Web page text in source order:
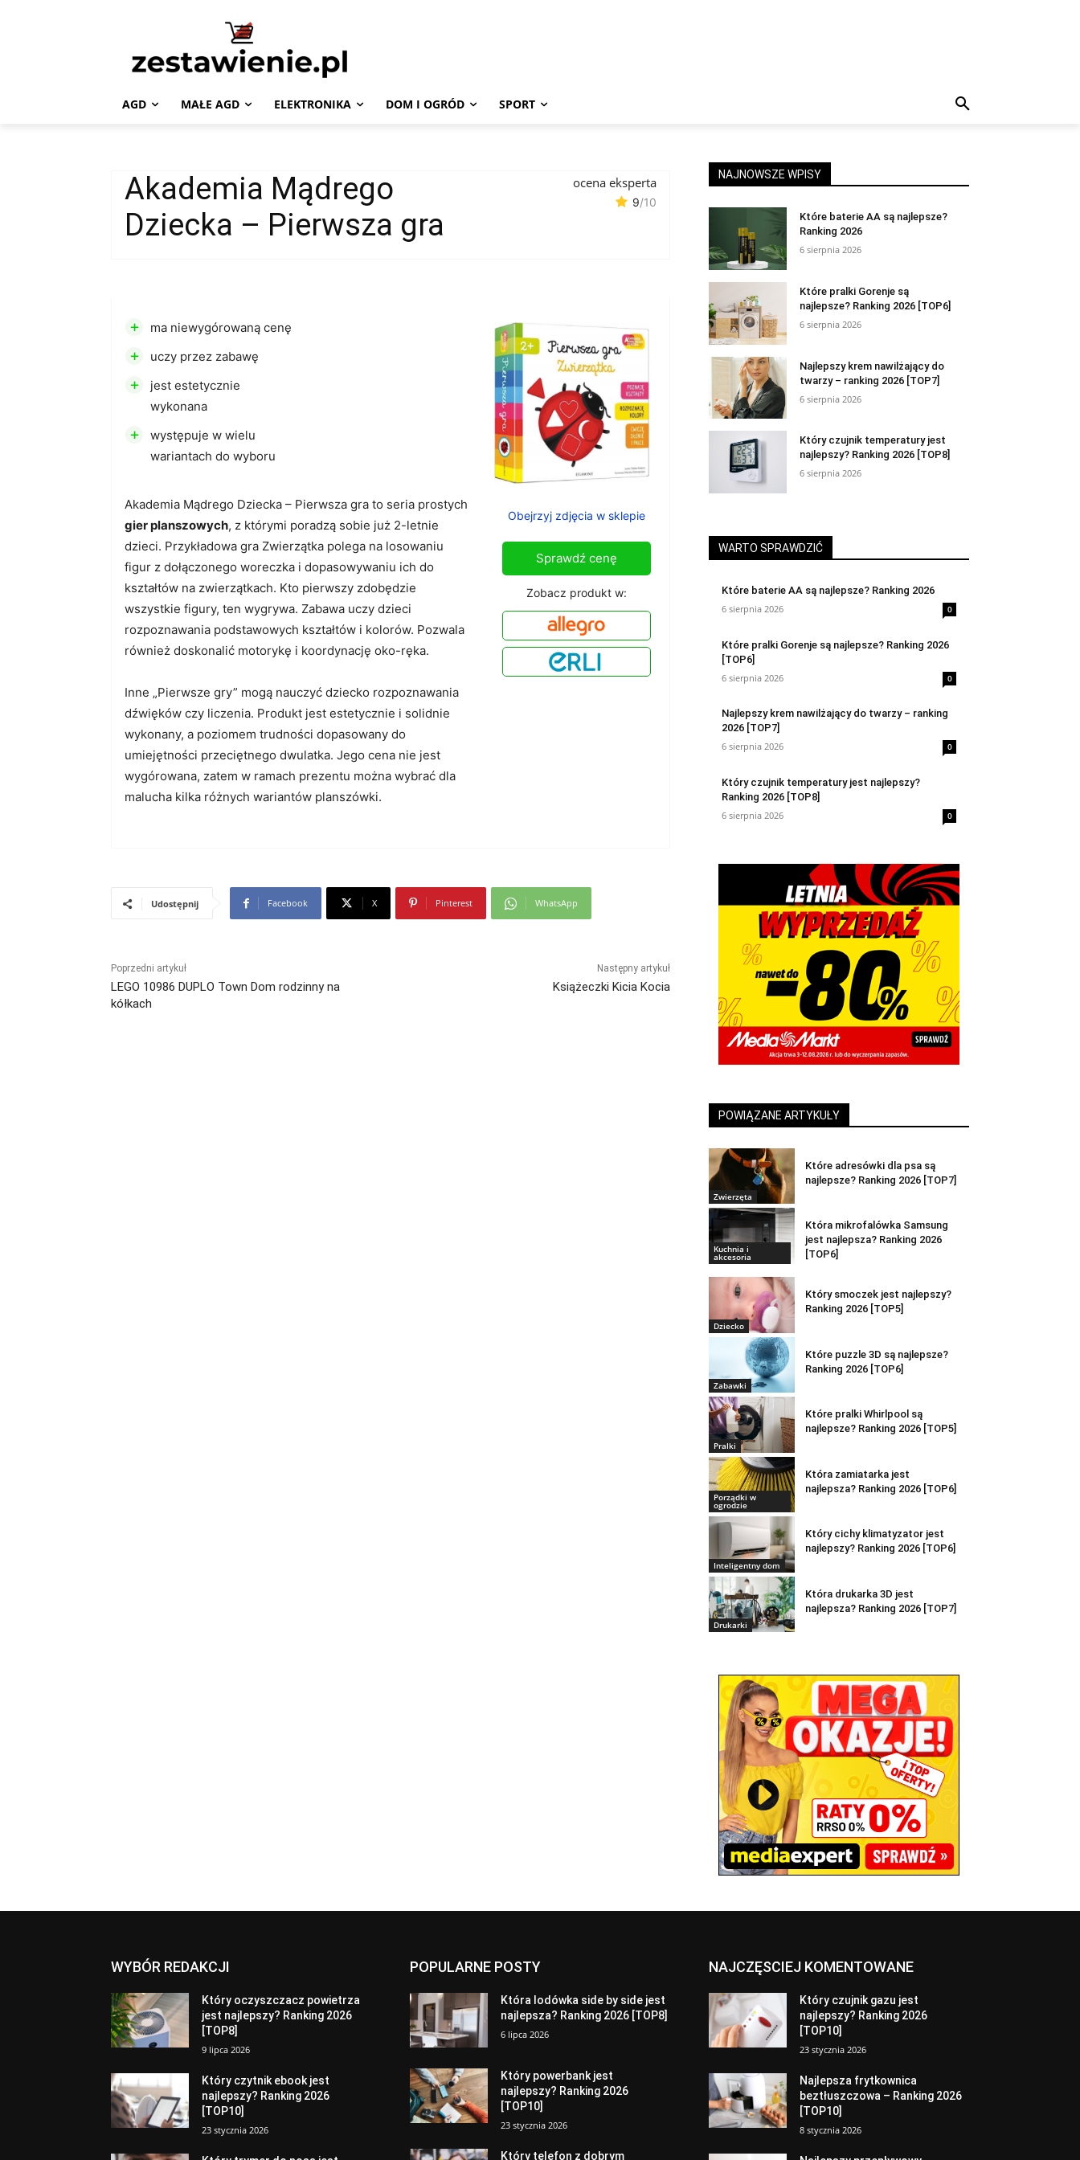
AGD MAŁE AGD ELEKTRONIKA DOM I OGRÓD SPORT
Akademia Mądrego
Dziecka – Pierwsza gra
ocena eksperta
9/10
Akademia Mądrego Dziecka – Pierwsza gra to seria prostych
gier planszowych, z którymi poradzą sobie już 2-letnie
dzieci. Przykładowa gra Zwierzątka polega na losowaniu
figur z dołączonego woreczka i dopasowywaniu ich do
kształtów na zwierzątkach. Kto pierwszy zdobędzie
wszystkie figury, ten wygrywa. Zabawa uczy dzieci
rozpoznawania podstawowych kształtów i kolorów. Pozwala
również doskonalić motorykę i koordynację oko-ręka.
Inne „Pierwsze gry” mogą nauczyć dziecko rozpoznawania
dźwięków czy liczenia. Produkt jest estetycznie i solidnie
wykonany, a poziomem trudności dopasowany do
umiejętności przeciętnego dwulatka. Jego cena nie jest
wygórowana, zatem w ramach prezentu można wybrać dla
malucha kilka różnych wariantów planszówki.
+ ma niewygórowaną cenę
+ uczy przez zabawę
+
jest estetycznie
wykonana
+
występuje w wielu
wariantach do wyboru
Obejrzyj zdjęcia w sklepie
Sprawdź cenę
Zobacz produkt w:
Udostępnij Facebook X Pinterest WhatsApp
Poprzedni artykuł
LEGO 10986 DUPLO Town Dom rodzinny na
kółkach
Następny artykuł
Książeczki Kicia Kocia
NAJNOWSZE WPISY
Które baterie AA są najlepsze?
Ranking 2026
6 sierpnia 2026
Które pralki Gorenje są
najlepsze? Ranking 2026 [TOP6]
6 sierpnia 2026
Najlepszy krem nawilżający do
twarzy – ranking 2026 [TOP7]
6 sierpnia 2026
Który czujnik temperatury jest
najlepszy? Ranking 2026 [TOP8]
6 sierpnia 2026
WARTO SPRAWDZIĆ
Które baterie AA są najlepsze? Ranking 2026
6 sierpnia 2026
0
Które pralki Gorenje są najlepsze? Ranking 2026
[TOP6]
6 sierpnia 2026
0
Najlepszy krem nawilżający do twarzy – ranking
2026 [TOP7]
6 sierpnia 2026
0
Który czujnik temperatury jest najlepszy?
Ranking 2026 [TOP8]
6 sierpnia 2026
0
POWIĄZANE ARTYKUŁY
Zwierzęta
Które adresówki dla psa są
najlepsze? Ranking 2026 [TOP7]
Kuchnia i
akcesoria
Która mikrofalówka Samsung
jest najlepsza? Ranking 2026
[TOP6]
Dziecko
Który smoczek jest najlepszy?
Ranking 2026 [TOP5]
Zabawki
Które puzzle 3D są najlepsze?
Ranking 2026 [TOP6]
Pralki
Które pralki Whirlpool są
najlepsze? Ranking 2026 [TOP5]
Porządki w
ogrodzie
Która zamiatarka jest
najlepsza? Ranking 2026 [TOP6]
Inteligentny dom
Który cichy klimatyzator jest
najlepszy? Ranking 2026 [TOP6]
Drukarki
Która drukarka 3D jest
najlepsza? Ranking 2026 [TOP7]
WYBÓR REDAKCJI
Który oczyszczacz powietrza
jest najlepszy? Ranking 2026
[TOP8]
9 lipca 2026
Który czytnik ebook jest
najlepszy? Ranking 2026
[TOP10]
23 stycznia 2026
POPULARNE POSTY
Która lodówka side by side jest
najlepsza? Ranking 2026 [TOP8]
6 lipca 2026
Który powerbank jest
najlepszy? Ranking 2026
[TOP10]
23 stycznia 2026
Który telefon z dobrym
NAJCZĘSCIEJ KOMENTOWANE
Który czujnik gazu jest
najlepszy? Ranking 2026
[TOP10]
23 stycznia 2026
Najlepsza frytkownica
beztłuszczowa – Ranking 2026
[TOP10]
8 stycznia 2026